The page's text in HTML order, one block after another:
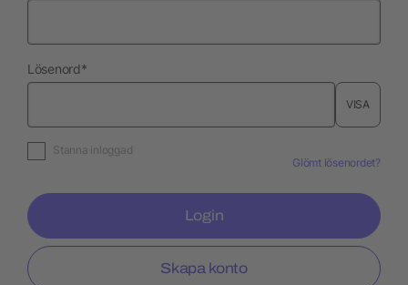
Lösenordnödvändig
*
VISA
Stanna inloggad
Glömt lösenordet?
Login
Skapa konto